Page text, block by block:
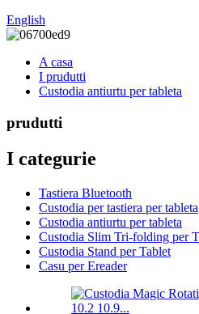
English
A casa
I prudutti
Custodia antiurtu per tableta
prudutti
I categurie
Tastiera Bluetooth
Custodia per tastiera per tableta
Custodia antiurtu per tableta
Custodia Slim Tri-folding per
Custodia Stand per Tablet
Casu per Ereader